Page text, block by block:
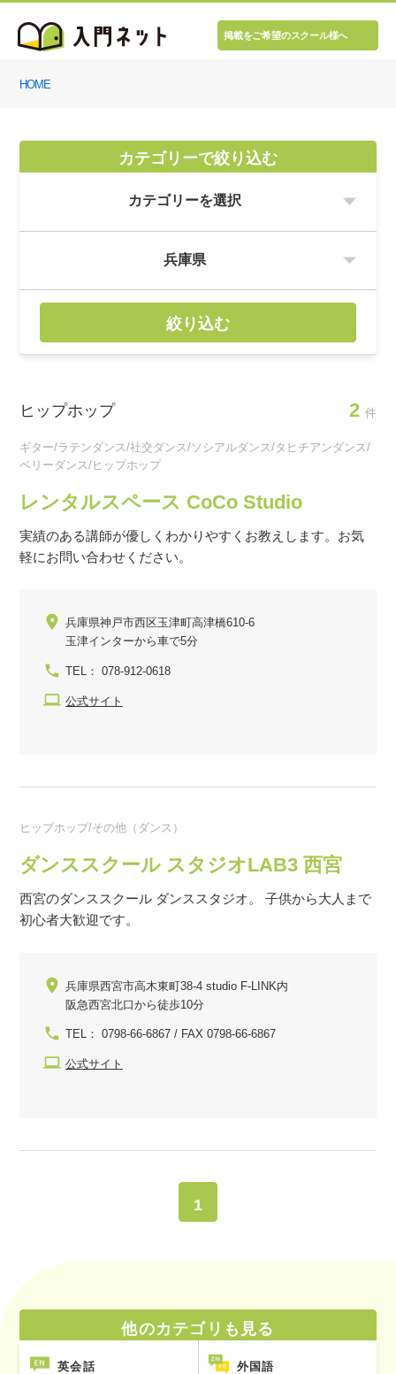
掲載をご希望のスクール様へ
HOME
カテゴリーで絞り込む
絞り込む
ヒップホップ 2 件
ギター/ラテンダンス/社交ダンス/ソシアルダンス/タヒチアンダンス/
ベリーダンス/ヒップホップ
レンタルスペース CoCo Studio
実績のある講師が優しくわかりやすくお教えします。お気
軽にお問い合わせください。
兵庫県神戸市西区玉津町高津橋610-6
玉津インターから車で5分
TEL： 078-912-0618
公式サイト
ヒップホップ/その他（ダンス）
ダンススクール スタジオLAB3 西宮
西宮のダンススクール ダンススタジオ。 子供から大人まで
初心者大歓迎です。
兵庫県西宮市高木東町38-4 studio F-LINK内
阪急西宮北口から徒歩10分
TEL： 0798-66-6867 / FAX 0798-66-6867
公式サイト
1
他のカテゴリも見る
英会話 外国語